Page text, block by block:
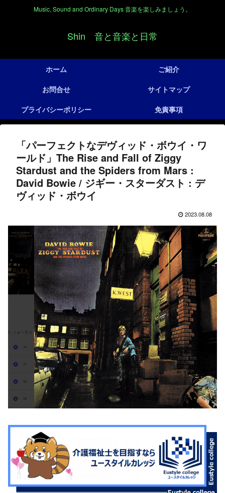
Music, Sound and Ordinary Days 音楽を楽しみましょう。
Shin 音と音楽と日常
ホーム
ご紹介
お問合せ
サイトマップ
プライバシーポリシー
免責事項
「パーフェクトなデヴィッド・ボウイ・ワ
ールド」The Rise and Fall of Ziggy
Stardust and the Spiders from Mars :
David Bowie / ジギー・スターダスト : デ
ヴィッド・ボウイ
2023.08.08